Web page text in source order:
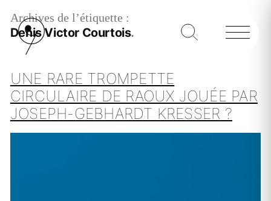
Archives de l’étiquette :
Denis Victor Courtois
UNE RARE TROMPETTE
CIRCULAIRE DE RAOUX JOUÉE PAR
JOSEPH-GEBHARDT KRESSER ?